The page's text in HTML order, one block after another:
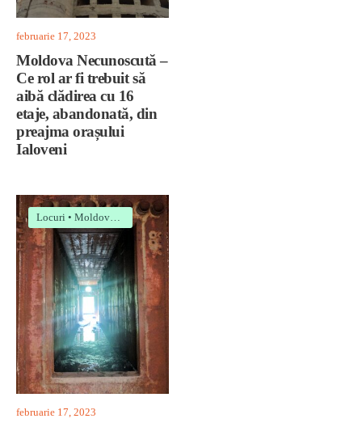
februarie 17, 2023
Moldova Necunoscută –
Ce rol ar fi trebuit să
aibă clădirea cu 16
etaje, abandonată, din
preajma orașului
Ialoveni
Locuri • Moldova necunoscută
februarie 17, 2023